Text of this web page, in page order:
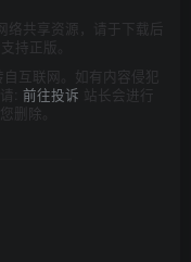
络共享资源，请于下载后
持正版。
互联网。如有内容侵犯
: 前往投诉 站长会进行
删除。